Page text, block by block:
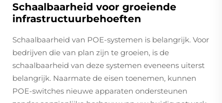
Schaalbaarheid voor groeiende
infrastructuurbehoeften
Schaalbaarheid van POE-systemen is belangrijk. Voor
bedrijven die van plan zijn te groeien, is de
schaalbaarheid van deze systemen eveneens uiterst
belangrijk. Naarmate de eisen toenemen, kunnen
POE-switches nieuwe apparaten ondersteunen